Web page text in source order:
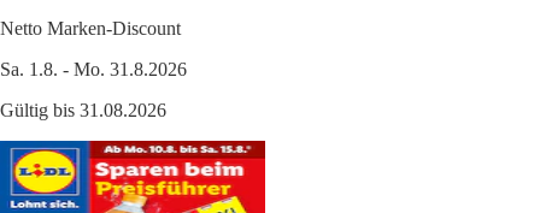
Netto Marken-Discount
Sa. 1.8. - Mo. 31.8.2026
Gültig bis 31.08.2026